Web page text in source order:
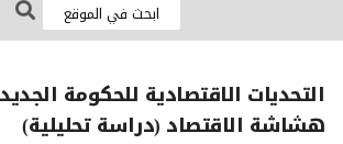
التحديات الاقتصادية للحكومة
هشاشة الاقتصاد (دراسة تحليلية)